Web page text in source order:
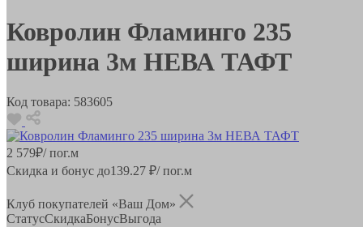
Ковролин Фламинго 235
ширина 3м НЕВА ТАФТ
Код товара: 583605
2 579₽/ пог.м
Скидка и бонус до139.27 ₽/ пог.м
Клуб покупателей «Ваш Дом»
СтатусСкидкаБонусВыгода